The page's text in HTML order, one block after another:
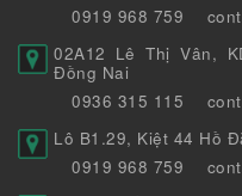
0919 968 759
02A12 Lê Thị Vân,
Đồng Nai
0936 315 115
Lô B1.29, Kiệt 44 Hồ
0919 968 759